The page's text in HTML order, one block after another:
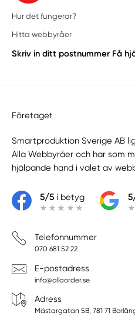
Hur det fungerar?
Hitta webbyråer
Skriv in ditt postnummer Få
Företaget
Smartproduktion Sverige AB
Alla Webbyråer och har som
hjälpande hand i valet av
5/5i betyg
Telefonnummer
070 681 52 22
E-postadress
info@allaorder.se
Adress
Mästargatan 5B, 781 71